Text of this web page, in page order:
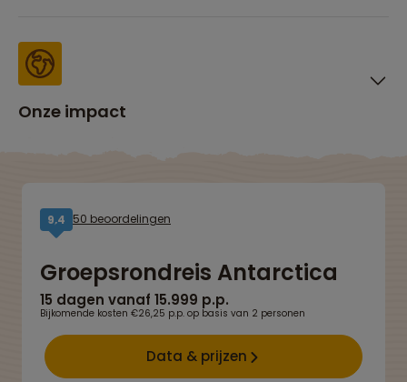
Onze impact
9,4 50 beoordelingen
Groepsrondreis Antarctica
15 dagen vanaf 15.999 p.p.
Bijkomende kosten €26,25 p.p. op basis van 2 personen
Data & prijzen